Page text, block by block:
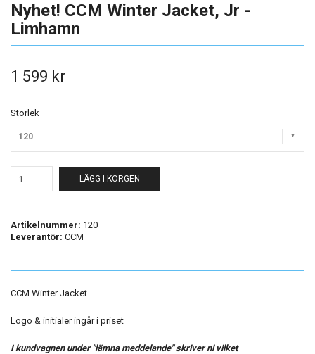
Nyhet! CCM Winter Jacket, Jr -
Limhamn
1 599 kr
Storlek
120
LÄGG I KORGEN
Artikelnummer: 120
Leverantör: CCM
CCM Winter Jacket
Logo & initialer ingår i priset
I kundvagnen under "lämna meddelande" skriver ni vilket